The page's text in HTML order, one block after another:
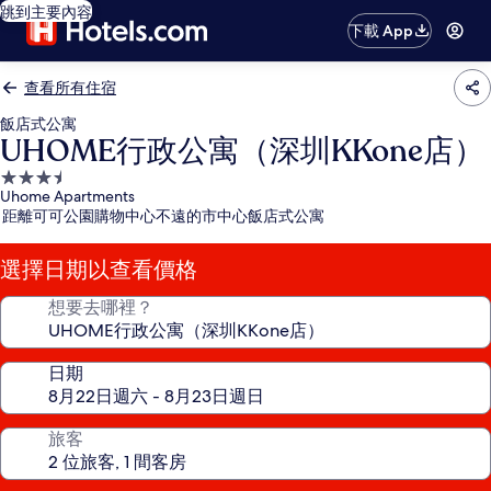
跳到主要內容
下載 App
查看所有住宿
飯店式公寓
UHOME行政公寓（深圳KKone店）
3.5
星
級
住
宿
Uhome Apartments
距離可可公園購物中心不遠的市中心飯店式公寓
選擇日期以查看價格
想要去哪裡？
日期
旅客